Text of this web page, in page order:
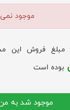
موجود
مبلغ فروش این
بوده است
موجود شد به